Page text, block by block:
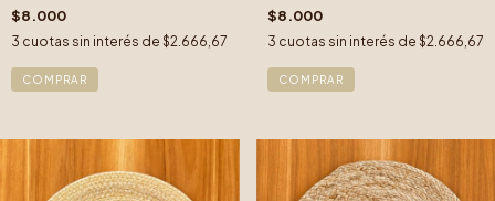
$8.000
3 cuotas sin interés de $2.666,67
COMPRAR
$8.000
3 cuotas sin interés de $2.666,67